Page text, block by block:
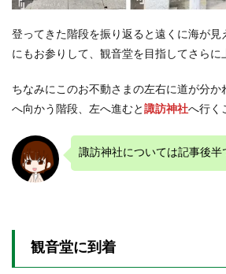
登ってきた階段を振り返ると遠くに海が見
にもお参りして、観音堂を目指してさらに
ちなみにこのお不動さまの左右に道が分か
へ向かう階段、左へ進むと 諏訪神社へ行く
諏訪神社については記事後半
観音堂に到着